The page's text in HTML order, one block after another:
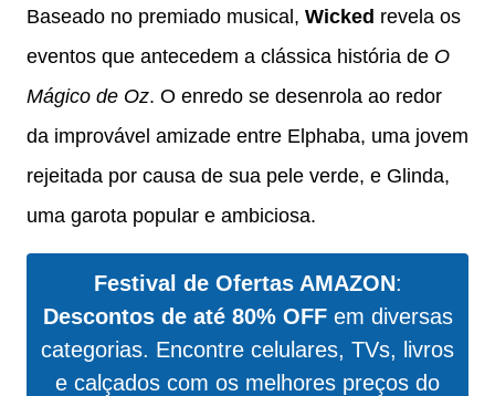
Baseado no premiado musical, Wicked revela os
eventos que antecedem a clássica história de O
Mágico de Oz. O enredo se desenrola ao redor
da improvável amizade entre Elphaba, uma jovem
rejeitada por causa de sua pele verde, e Glinda,
uma garota popular e ambiciosa.
Festival de Ofertas AMAZON:
Descontos de até 80% OFFem diversas
categorias. Encontre celulares, TVs, livros
e calçados com os melhores preços do